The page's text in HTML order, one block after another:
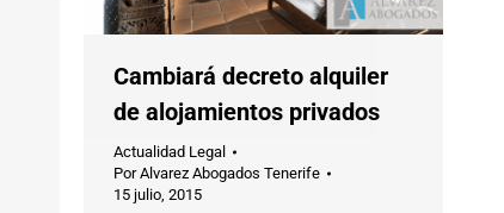
Cambiará decreto alquiler
de alojamientos privados
Actualidad Legal
PorAlvarez Abogados Tenerife
15 julio, 2015